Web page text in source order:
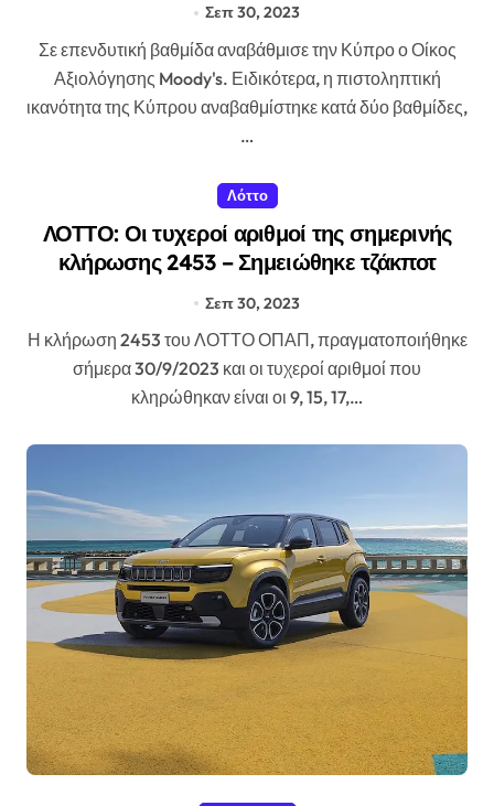
Σεπ 30, 2023
Σε επενδυτική βαθμίδα αναβάθμισε την Κύπρο ο Οίκος
Αξιολόγησης Moody's. Ειδικότερα, η πιστοληπτική
ικανότητα της Κύπρου αναβαθμίστηκε κατά δύο βαθμίδες,
…
Λόττο
ΛΟΤΤΟ: Οι τυχεροί αριθμοί της σημερινής
κλήρωσης 2453 – Σημειώθηκε τζάκποτ
Σεπ 30, 2023
Η κλήρωση 2453 του ΛΟΤΤΟ ΟΠΑΠ, πραγματοποιήθηκε
σήμερα 30/9/2023 και οι τυχεροί αριθμοί που
κληρώθηκαν είναι οι 9, 15, 17,…